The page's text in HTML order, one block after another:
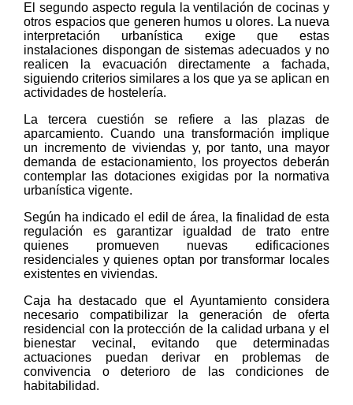
El segundo aspecto regula la ventilación de cocinas y
otros espacios que generen humos u olores. La nueva
interpretación urbanística exige que estas
instalaciones dispongan de sistemas adecuados y no
realicen la evacuación directamente a fachada,
siguiendo criterios similares a los que ya se aplican en
actividades de hostelería.
La tercera cuestión se refiere a las plazas de
aparcamiento. Cuando una transformación implique
un incremento de viviendas y, por tanto, una mayor
demanda de estacionamiento, los proyectos deberán
contemplar las dotaciones exigidas por la normativa
urbanística vigente.
Según ha indicado el edil de área, la finalidad de esta
regulación es garantizar igualdad de trato entre
quienes promueven nuevas edificaciones
residenciales y quienes optan por transformar locales
existentes en viviendas.
Caja ha destacado que el Ayuntamiento considera
necesario compatibilizar la generación de oferta
residencial con la protección de la calidad urbana y el
bienestar vecinal, evitando que determinadas
actuaciones puedan derivar en problemas de
convivencia o deterioro de las condiciones de
habitabilidad.